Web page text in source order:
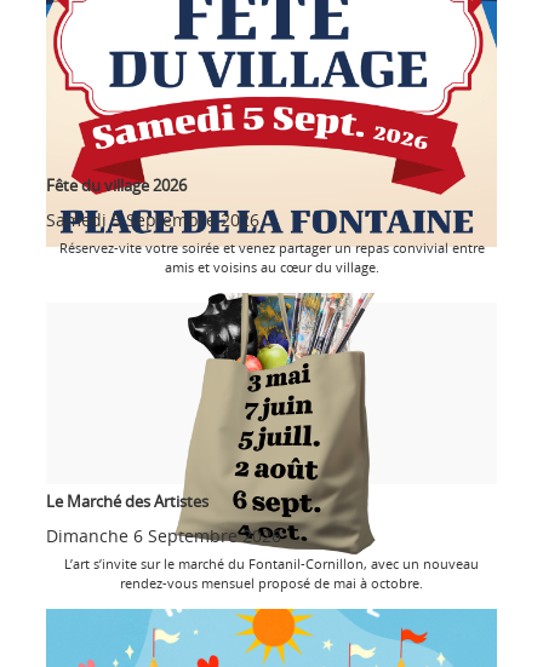
Fête du village 2026
Samedi 5 Septembre 2026
Réservez-vite votre soirée et venez partager un repas convivial entre
amis et voisins au cœur du village.
Le Marché des Artistes
Dimanche 6 Septembre 2026
L’art s’invite sur le marché du Fontanil-Cornillon, avec un nouveau
rendez-vous mensuel proposé de mai à octobre.